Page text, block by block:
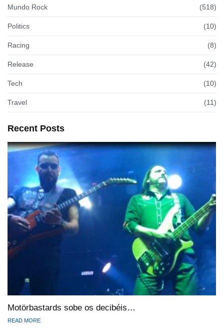
Mundo Rock (518)
Politics (10)
Racing (8)
Release (42)
Tech (10)
Travel (11)
Recent Posts
Motörbastards sobe os decibéis…
READ MORE